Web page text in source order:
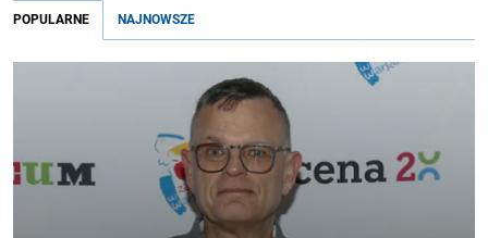
POPULARNE NAJNOWSZE